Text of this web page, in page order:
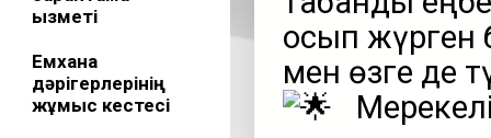
қызметі
Емхана
дәрігерлерінің
жұмыс кестесі
қосып жүрген
мен өзге де